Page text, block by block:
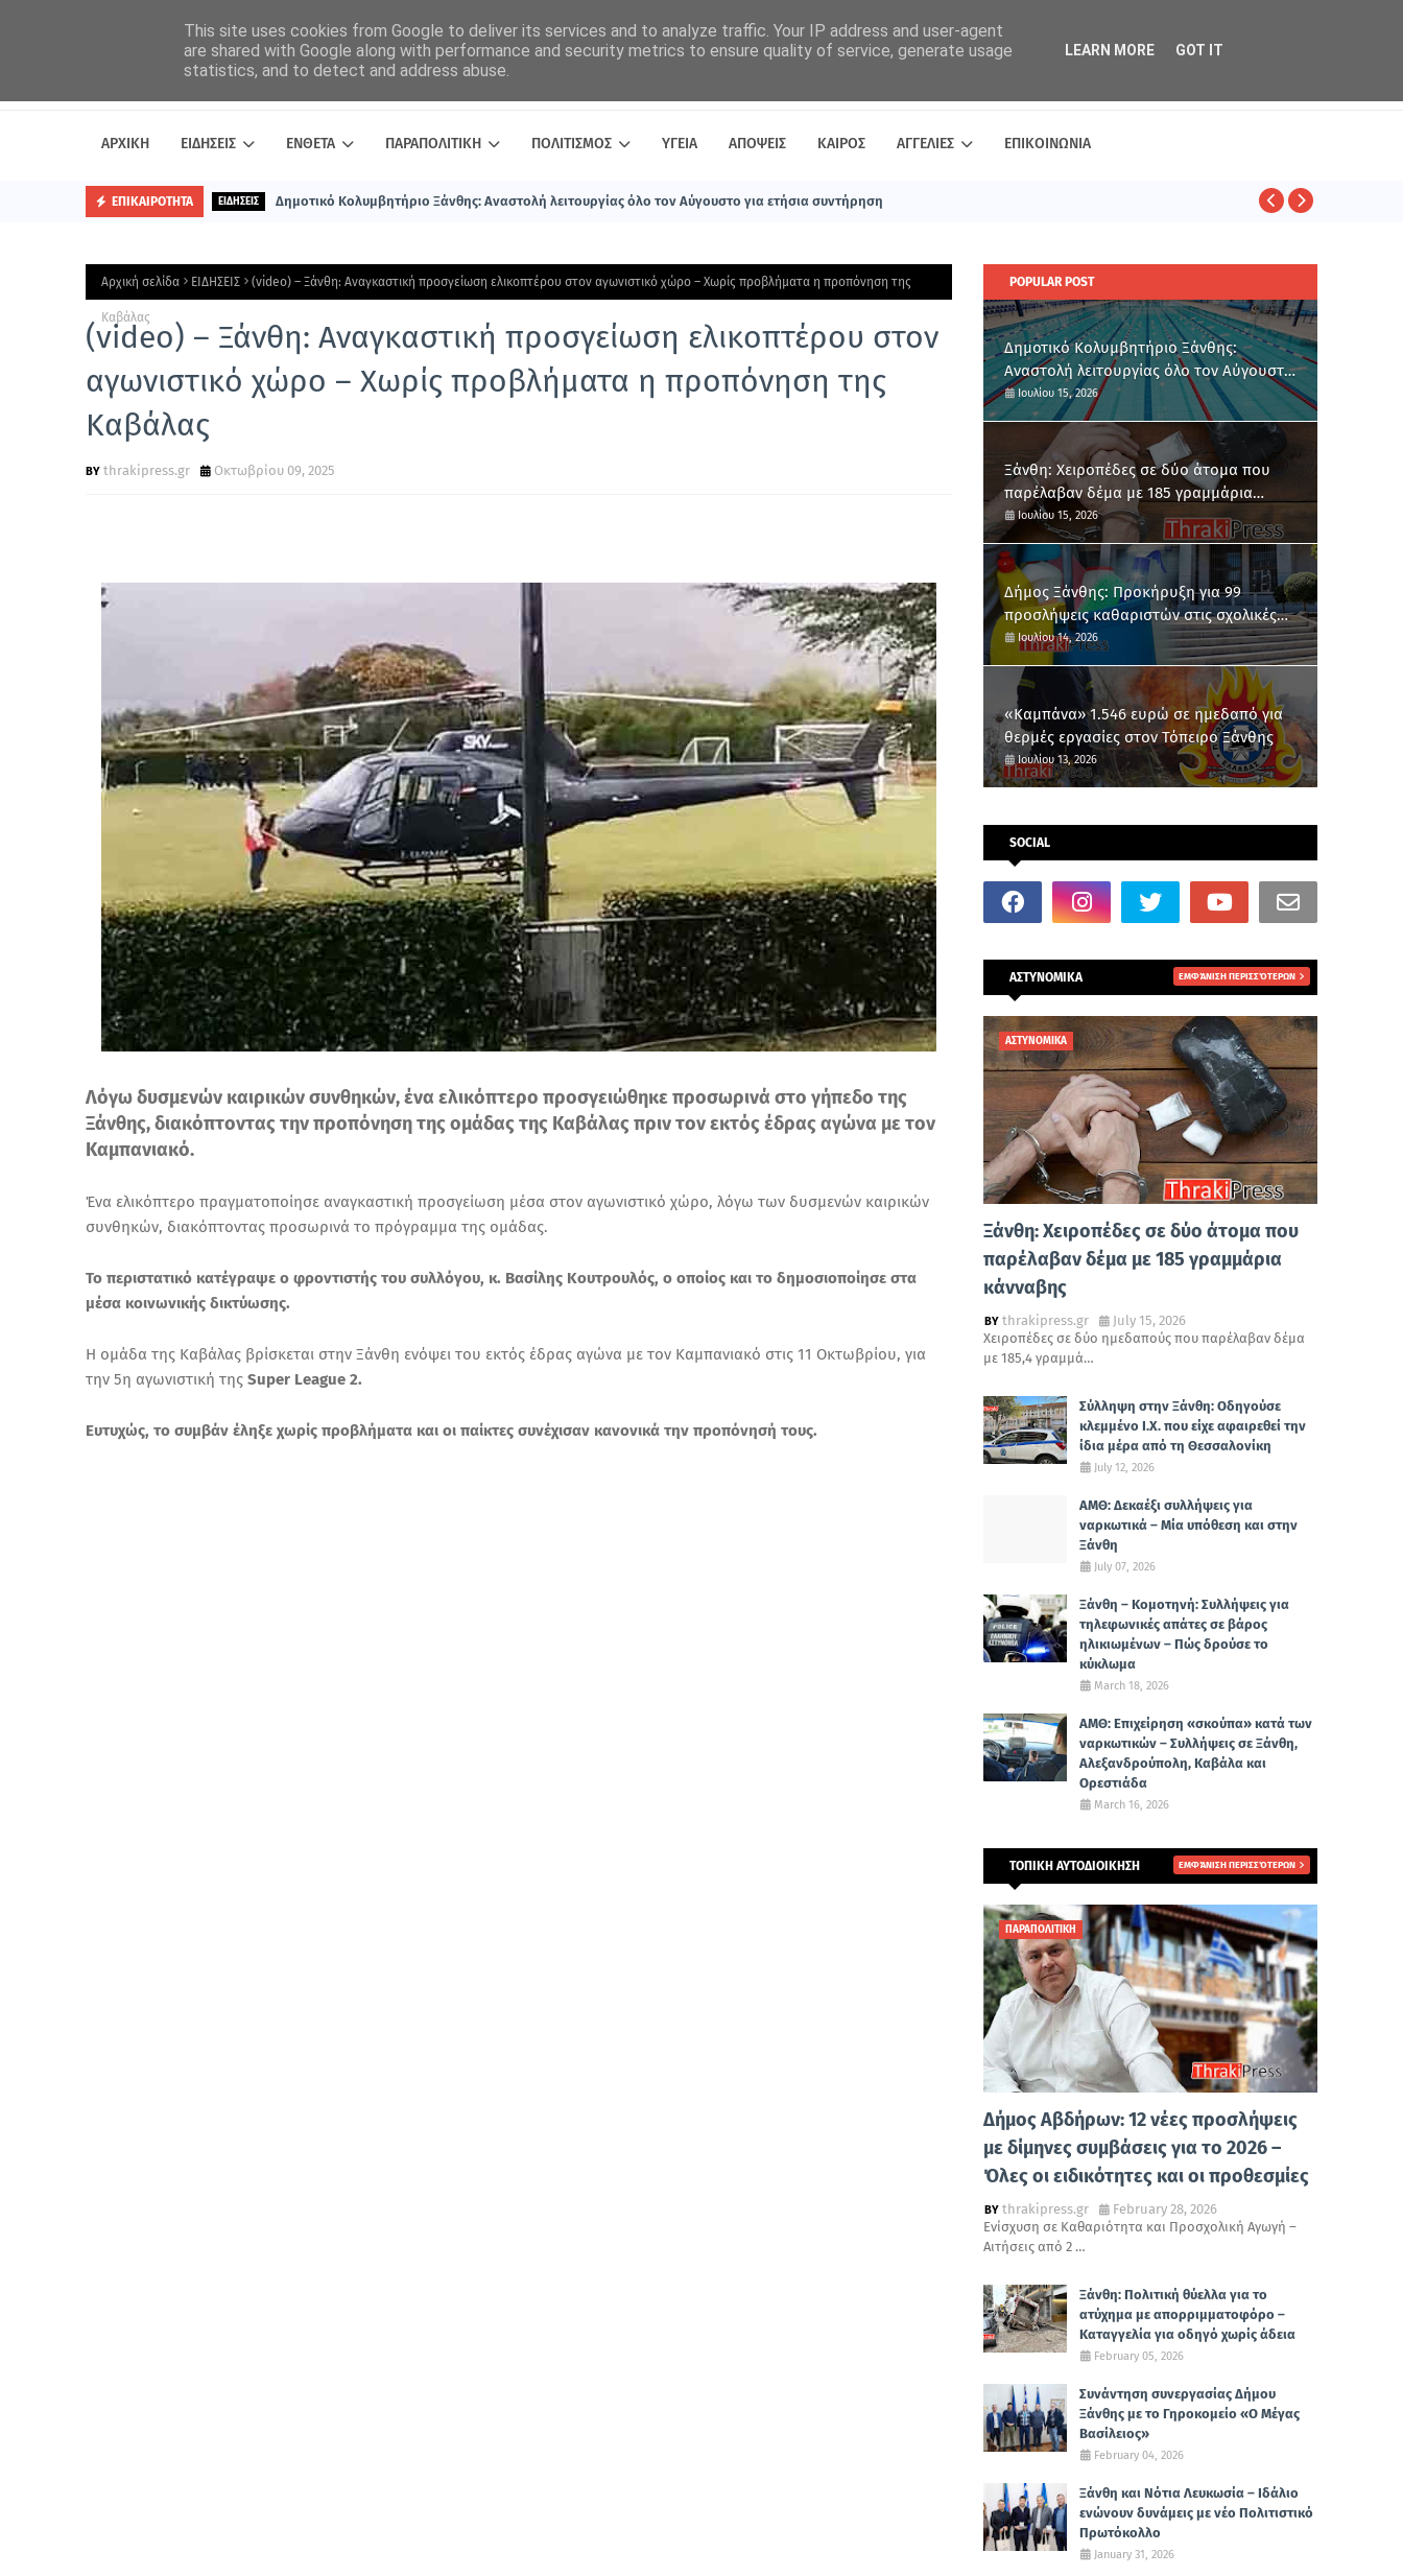
ΑΡΧΙΚΗ ΕΙΔΗΣΕΙΣ ΕΝΘΕΤΑ ΠΑΡΑΠΟΛΙΤΙΚΗ ΠΟΛΙΤΙΣΜΟΣ ΥΓΕΙΑ ΑΠΟΨΕΙΣ ΚΑΙΡΟΣ ΑΓΓΕΛΙΕΣ ΕΠΙΚΟΙΝΩΝΙΑ
ΕΠΙΚΑΙΡΟΤΗΤΑ ΕΙΔΗΣΕΙΣ Δημοτικό Κολυμβητήριο Ξάνθης: Αναστολή λειτουργίας όλο τον Αύγουστο για ετήσια συντήρηση
Αρχική σελίδα ΕΙΔΗΣΕΙΣ (video) – Ξάνθη: Αναγκαστική προσγείωση ελικοπτέρου στον αγωνιστικό χώρο – Χωρίς προβλήματα η προπόνηση της
Καβάλας
(video) – Ξάνθη: Αναγκαστική προσγείωση ελικοπτέρου στον
αγωνιστικό χώρο – Χωρίς προβλήματα η προπόνηση της
Καβάλας
thrakipress.gr Οκτωβρίου 09, 2025
Λόγω δυσμενών καιρικών συνθηκών, ένα ελικόπτερο προσγειώθηκε προσωρινά στο γήπεδο της
Ξάνθης, διακόπτοντας την προπόνηση της ομάδας της Καβάλας πριν τον εκτός έδρας αγώνα με τον
Καμπανιακό.
Ένα ελικόπτερο πραγματοποίησε αναγκαστική προσγείωση μέσα στον αγωνιστικό χώρο, λόγω των δυσμενών καιρικών
συνθηκών, διακόπτοντας προσωρινά το πρόγραμμα της ομάδας.
Το περιστατικό κατέγραψε ο φροντιστής του συλλόγου, κ. Βασίλης Κουτρουλός, ο οποίος και το δημοσιοποίησε στα
μέσα κοινωνικής δικτύωσης.
Η ομάδα της Καβάλας βρίσκεται στην Ξάνθη ενόψει του εκτός έδρας αγώνα με τον Καμπανιακό στις 11 Οκτωβρίου, για
την 5η αγωνιστική της Super League 2.
Ευτυχώς, το συμβάν έληξε χωρίς προβλήματα και οι παίκτες συνέχισαν κανονικά την προπόνησή τους.
POPULAR POST
Δημοτικό Κολυμβητήριο Ξάνθης:
Αναστολή λειτουργίας όλο τον Αύγουστο
για ετήσια συντήρηση
Ιουλίου 15, 2026
Ξάνθη: Χειροπέδες σε δύο άτομα που
παρέλαβαν δέμα με 185 γραμμάρια
κάνναβης
Ιουλίου 15, 2026
Δήμος Ξάνθης: Προκήρυξη για 99
προσλήψεις καθαριστών στις σχολικές
μονάδες
Ιουλίου 14, 2026
«Καμπάνα» 1.546 ευρώ σε ημεδαπό για
θερμές εργασίες στον Τόπειρο Ξάνθης
Ιουλίου 13, 2026
SOCIAL
ΑΣΤΥΝΟΜΙΚΑ ΕΜΦΆΝΙΣΗ ΠΕΡΙΣΣΌΤΕΡΩΝ
ΑΣΤΥΝΟΜΙΚΑ
Ξάνθη: Χειροπέδες σε δύο άτομα που
παρέλαβαν δέμα με 185 γραμμάρια
κάνναβης
thrakipress.gr
July 15, 2026
Χειροπέδες σε δύο ημεδαπούς που παρέλαβαν δέμα
με 185,4 γραμμά…
Σύλληψη στην Ξάνθη: Οδηγούσε
κλεμμένο Ι.Χ. που είχε αφαιρεθεί την
ίδια μέρα από τη Θεσσαλονίκη
July 12, 2026
ΑΜΘ: Δεκαέξι συλλήψεις για
ναρκωτικά – Μία υπόθεση και στην
Ξάνθη
July 07, 2026
Ξάνθη – Κομοτηνή: Συλλήψεις για
τηλεφωνικές απάτες σε βάρος
ηλικιωμένων – Πώς δρούσε το
κύκλωμα
March 18, 2026
ΑΜΘ: Επιχείρηση «σκούπα» κατά των
ναρκωτικών – Συλλήψεις σε Ξάνθη,
Αλεξανδρούπολη, Καβάλα και
Ορεστιάδα
March 16, 2026
ΤΟΠΙΚΗ ΑΥΤΟΔΙΟΙΚΗΣΗ ΕΜΦΆΝΙΣΗ ΠΕΡΙΣΣΌΤΕΡΩΝ
ΠΑΡΑΠΟΛΙΤΙΚΗ
Δήμος Αβδήρων: 12 νέες προσλήψεις
με δίμηνες συμβάσεις για το 2026 –
Όλες οι ειδικότητες και οι προθεσμίες
thrakipress.gr
February 28, 2026
Ενίσχυση σε Καθαριότητα και Προσχολική Αγωγή –
Αιτήσεις από 2 …
Ξάνθη: Πολιτική θύελλα για το
ατύχημα με απορριμματοφόρο –
Καταγγελία για οδηγό χωρίς άδεια
February 05, 2026
Συνάντηση συνεργασίας Δήμου
Ξάνθης με το Γηροκομείο «Ο Μέγας
Βασίλειος»
February 04, 2026
Ξάνθη και Νότια Λευκωσία – Ιδάλιο
ενώνουν δυνάμεις με νέο Πολιτιστικό
Πρωτόκολλο
January 31, 2026
This site uses cookies from Google to deliver its services and to analyze traffic. Your IP address and user-agent
are shared with Google along with performance and security metrics to ensure quality of service, generate usage
statistics, and to detect and address abuse.
LEARN MORE GOT IT